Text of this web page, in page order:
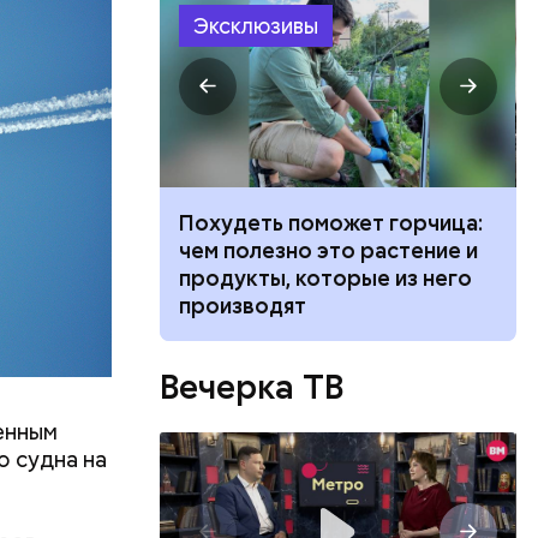
судна на
или
и
Эксклюзивы
Похудеть поможет горчица:
чем полезно это растение и
продукты, которые из него
производят
Вечерка ТВ